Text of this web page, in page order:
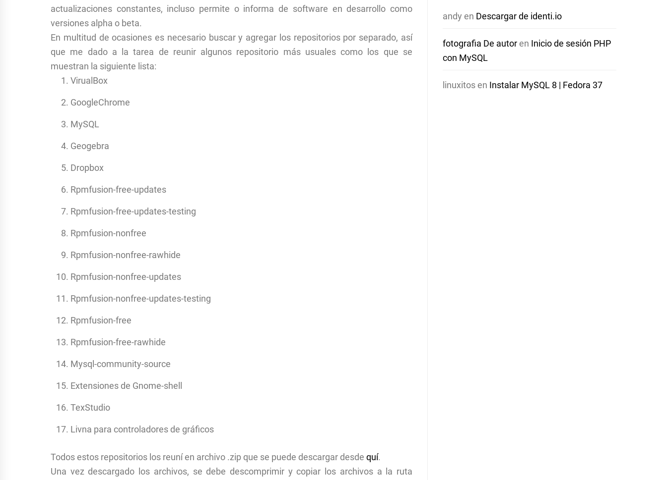
actualizaciones constantes, incluso permite o informa de software en desarrollo como
versiones alpha o beta.
En multitud de ocasiones es necesario buscar y agregar los repositorios por separado, así
que me dado a la tarea de reunir algunos repositorio más usuales como los que se
muestran la siguiente lista:
VirualBox
GoogleChrome
MySQL
Geogebra
Dropbox
Rpmfusion-free-updates
Rpmfusion-free-updates-testing
Rpmfusion-nonfree
Rpmfusion-nonfree-rawhide
Rpmfusion-nonfree-updates
Rpmfusion-nonfree-updates-testing
Rpmfusion-free
Rpmfusion-free-rawhide
Mysql-community-source
Extensiones de Gnome-shell
TexStudio
Livna para controladores de gráficos
Todos estos repositorios los reuní en archivo .zip que se puede descargar desde quí.
Una vez descargado los archivos, se debe descomprimir y copiar los archivos a la ruta
andy en Descargar de identi.io
fotografia De autoren Inicio de sesión PHP
con MySQL
linuxitosen Instalar MySQL 8 | Fedora 37